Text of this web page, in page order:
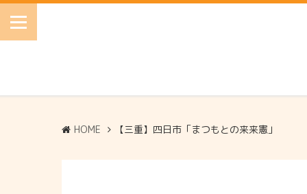
HOME 【三重】四日市「まつもとの来来憲」